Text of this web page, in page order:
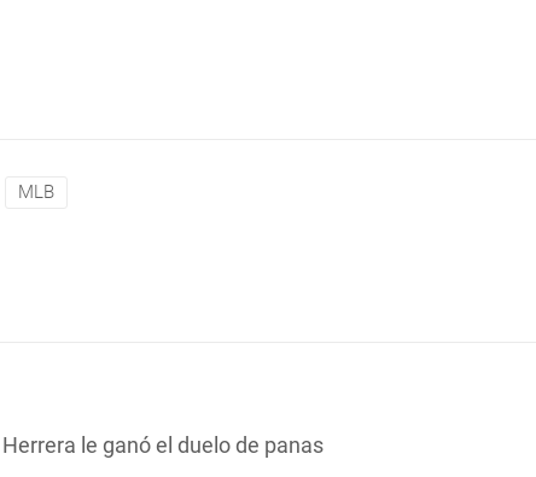
MLB
le ganó el duelo de panas